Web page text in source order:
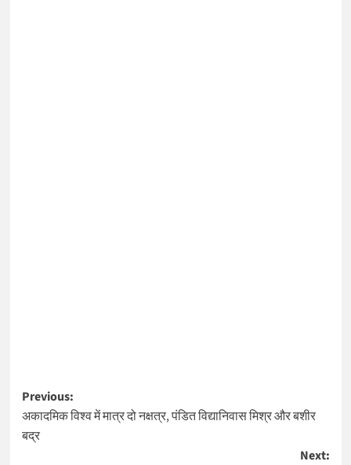
Post
navigation
Previous:
अकादमिक विश्व में मात्र दो नक्षत्र, पंडित विद्यानिवास मिश्र और बशीर
बद्र
Next: